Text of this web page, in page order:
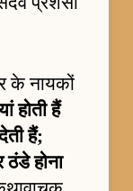
के नायकों
होती हैं
हैं;
होना